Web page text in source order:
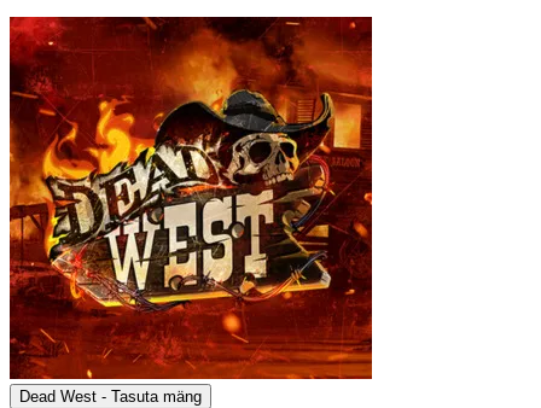
Dead West - Tasuta mäng